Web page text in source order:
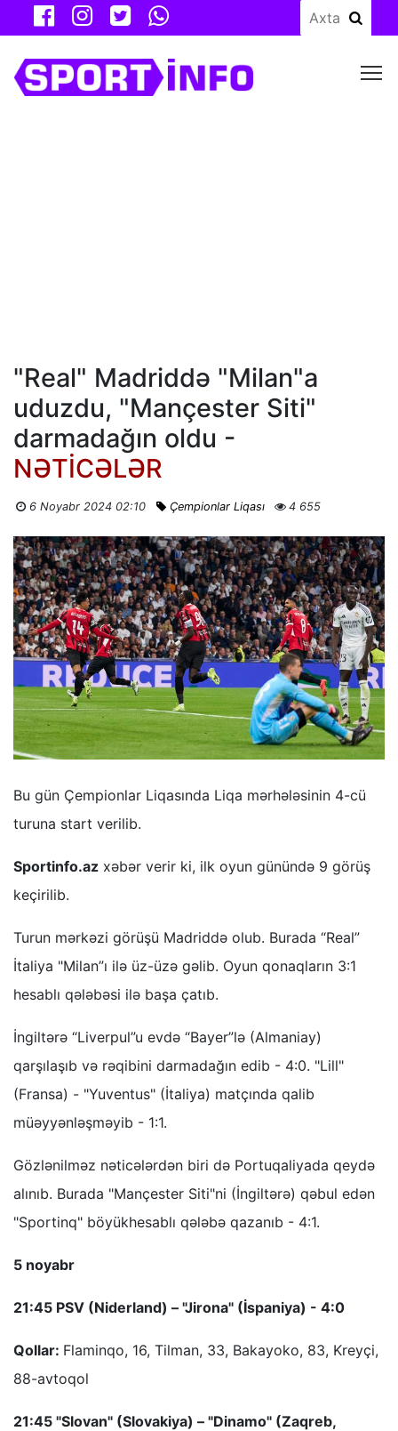
"Real" Madriddə "Milan"a
uduzdu, "Mançester Siti"
darmadağın oldu -
NƏTİCƏLƏR
6 Noyabr 2024 02:10 Çempionlar Liqası 4 655
Bu gün Çempionlar Liqasında Liqa mərhələsinin 4-cü
turuna start verilib.
Sportinfo.az xəbər verir ki, ilk oyun günündə 9 görüş
keçirilib.
Turun mərkəzi görüşü Madriddə olub. Burada “Real”
İtaliya "Milan”ı ilə üz-üzə gəlib. Oyun qonaqların 3:1
hesablı qələbəsi ilə başa çatıb.
İngiltərə “Liverpul”u evdə “Bayer”lə (Almaniay)
qarşılaşıb və rəqibini darmadağın edib - 4:0. "Lill"
(Fransa) - "Yuventus" (İtaliya) matçında qalib
müəyyənləşməyib - 1:1.
Gözlənilməz nəticələrdən biri də Portuqaliyada qeydə
alınıb. Burada "Mançester Siti"ni (İngiltərə) qəbul edən
"Sportinq" böyükhesablı qələbə qazanıb - 4:1.
5 noyabr
21:45 PSV (Niderland) – "Jirona" (İspaniya) - 4:0
Qollar: Flaminqo, 16, Tilman, 33, Bakayoko, 83, Kreyçi,
88-avtoqol
21:45 "Slovan" (Slovakiya) – "Dinamo" (Zaqreb,